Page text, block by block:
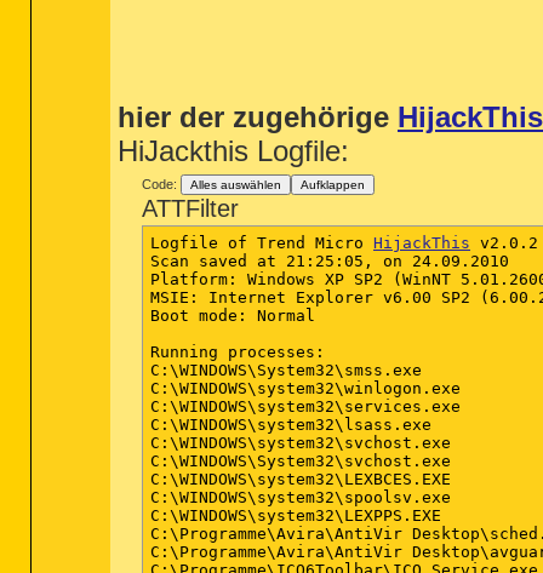
hier der zugehörige HijackThis
HiJackthis Logfile:
Code: Alles auswählen Aufklappen
ATTFilter
Logfile of Trend Micro HijackThis v2.0.2
Scan saved at 21:25:05, on 24.09.2010
Platform: Windows XP SP2 (WinNT
MSIE: Internet Explorer v6.00 SP2
Boot mode: Normal
Running processes:
C:\WINDOWS\System32\smss.exe
C:\WINDOWS\system32\winlogon.exe
C:\WINDOWS\system32\services.exe
C:\WINDOWS\system32\lsass.exe
C:\WINDOWS\system32\svchost.exe
C:\WINDOWS\System32\svchost.exe
C:\WINDOWS\system32\LEXBCES.EXE
C:\WINDOWS\system32\spoolsv.exe
C:\WINDOWS\system32\LEXPPS.EXE
C:\Programme\Avira\AntiVir
C:\Programme\Avira\AntiVir